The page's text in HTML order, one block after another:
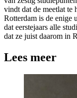
vindt dat de meetlat te
Rotterdam is de enige
dat eerstejaars alle
dat ze juist daarom in
Lees meer